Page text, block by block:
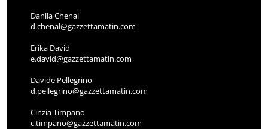
Danila Chenal
d.chenal@gazzettamatin.com
Erika David
e.david@gazzettamatin.com
Davide Pellegrino
d.pellegrino@gazzettamatin.com
Cinzia Timpano
c.timpano@gazzettamatin.com